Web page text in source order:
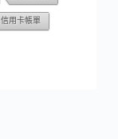
信用卡帳單